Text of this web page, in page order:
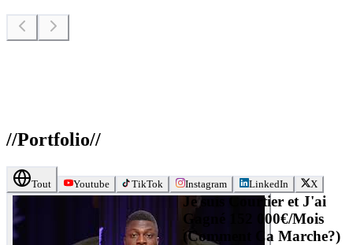
//Portfolio//
Tout Youtube TikTok Instagram LinkedIn X
Je suis Courtier et J'ai
Gagné 152 000€/Mois
(Comment Ca Marche?)